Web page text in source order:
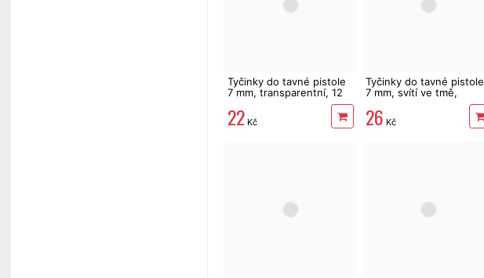
Tyčinky do tavné pistole
7 mm, transparentní, 12
22 Kč
Tyčinky do tavné pistole
7 mm, svítí ve tmě,
26 Kč